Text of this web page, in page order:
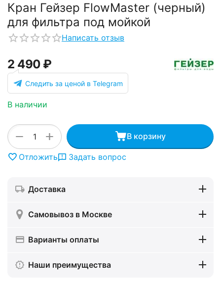
Кран Гейзер FlowMaster (черный)
для фильтра под мойкой
Написать отзыв
2 490 ₽
Следить за ценой в Telegram
В наличии
+
− В корзину
Отложить Задать вопрос
Доставка
Самовывоз в Москве
Варианты оплаты
Наши преимущества